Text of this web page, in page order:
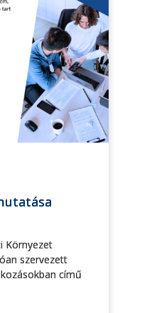
Környezet
szervezett
című